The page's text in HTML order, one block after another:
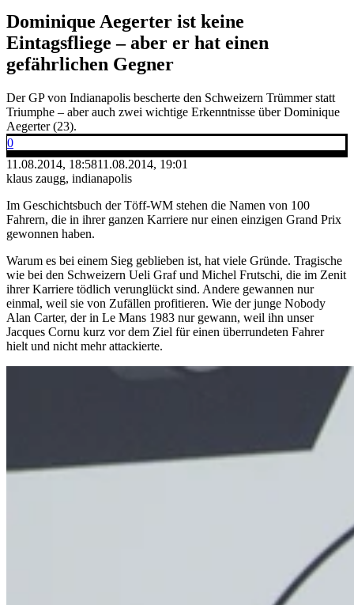
Dominique Aegerter ist keine
Eintagsfliege – aber er hat einen
gefährlichen Gegner
Der GP von Indianapolis bescherte den Schweizern Trümmer statt
Triumphe – aber auch zwei wichtige Erkenntnisse über Dominique
Aegerter (23).
0
11.08.2014, 18:5811.08.2014, 19:01
klaus zaugg, indianapolis
Im Geschichtsbuch der Töff-WM stehen die Namen von 100
Fahrern, die in ihrer ganzen Karriere nur einen einzigen Grand Prix
gewonnen haben.
Warum es bei einem Sieg geblieben ist, hat viele Gründe. Tragische
wie bei den Schweizern Ueli Graf und Michel Frutschi, die im Zenit
ihrer Karriere tödlich verunglückt sind. Andere gewannen nur
einmal, weil sie von Zufällen profitieren. Wie der junge Nobody
Alan Carter, der in Le Mans 1983 nur gewann, weil ihn unser
Jacques Cornu kurz vor dem Ziel für einen überrundeten Fahrer
hielt und nicht mehr attackierte.